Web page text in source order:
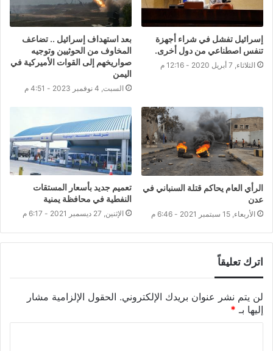
إسرائيل تفشل في شراء أجهزة
تنفس اصطناعي من دول أخرى.
الثلاثاء, 7 أبريل 2020 - 12:16 م
بعد استهداف إسرائيل .. تضاعف
المخاوف من الحوثيين وتوجيه
صواريخهم إلى القوات الأميركية في
اليمن
السبت, 4 نوفمبر 2023 - 4:51 م
الرأي العام يحاكم قتلة السنباني في
عدن
الأربعاء, 15 سبتمبر 2021 - 6:46 م
تعميم جديد بأسعار المستقات
النفطية في محافظة يمنية
الإثنين, 27 ديسمبر 2021 - 6:17 م
اترك تعليقاً
لن يتم نشر عنوان بريدك الإلكتروني. الحقول الإلزامية مشار
إليها بـ *